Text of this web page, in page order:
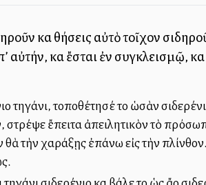
καὶ θήσεις αὐτὸ τοῖχον
καὶ ἔσται ἐν συγκλεισμῷ,
τηγάνι, τοποθέτησέ το ὡσὰν
ἔπειτα ἀπειλητικὸν τὸ
θὰ τὴν χαράξῃς ἐπάνω εἰς τὴν